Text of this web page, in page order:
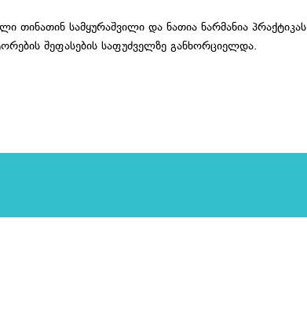
სამყურაშვილი და ნათია ნარმანია პრაქტიკას
შეფასების საფუძველზე განხორციელდა.